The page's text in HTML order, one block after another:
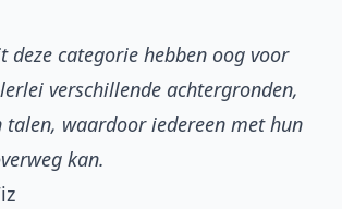
deze categorie hebben oog voor
verschillende achtergronden,
talen, waardoor iedereen met hun
kan.